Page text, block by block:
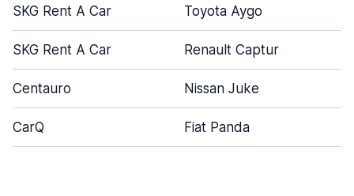
SKG Rent A Car Toyota Aygo
SKG Rent A Car Renault Captur
Centauro Nissan Juke
CarQ Fiat Panda